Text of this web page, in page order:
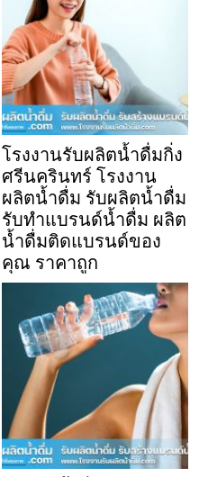
โรงงานรับผลิตน้ำดื่มกิ่ง
ศรีนครินทร์ โรงงาน
ผลิตน้ำดื่ม รับผลิตน้ำดื่ม
รับทำแบรนด์น้ำดื่ม ผลิต
น้ำดื่มติดแบรนด์ของ
คุณ ราคาถูก